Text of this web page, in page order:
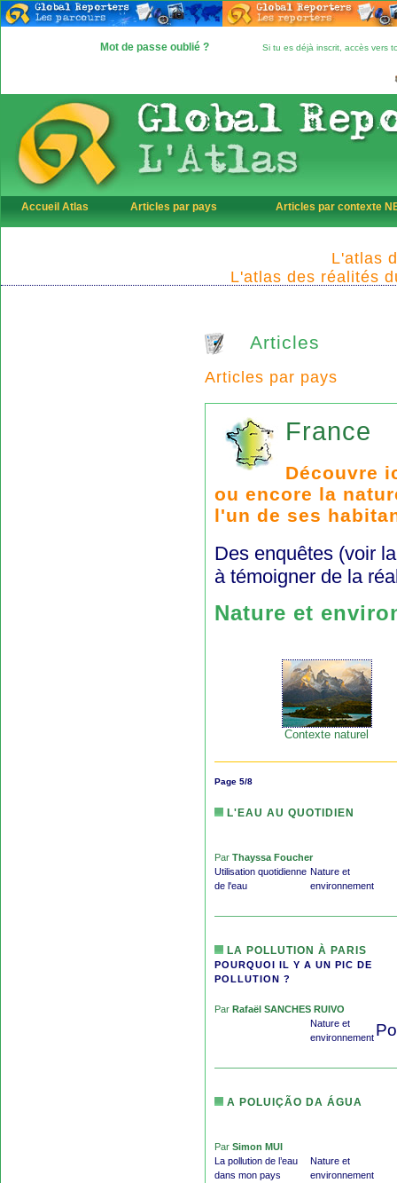
Mot de passe oublié ? Si tu es déjà inscrit, accès vers
Accueil Atlas Articles par pays Articles par contexte
L'atlas
L'atlas des réalités
Articles
Articles par pays
France
Découvre
ou encore la
l'un de ses
Des enquêtes (voir
à témoigner de la
Nature et
Contexte naturel
Page 5/8
L'EAU AU QUOTIDIEN
Par Thayssa Foucher
Utilisation quotidienne
de l'eau
Nature et
environnement
LA POLLUTION À PARIS
POURQUOI IL Y A UN PIC DE
POLLUTION ?
Par Rafaël SANCHES RUIVO
Nature et
environnement
A POLUIÇÃO DA ÁGUA
Par Simon MUI
La pollution de l’eau
dans mon pays
Nature et
environnement